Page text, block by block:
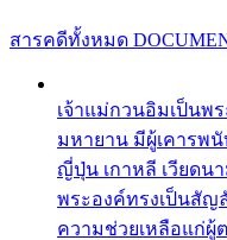
สารคดีทั้งหมด
เจ้าแม่กวนอิมเป็นพ
มหายาน มีผู้เคารพ
ญี่ปุ่น เกาหลี เวียดน
พระองค์ทรงเป็นสั
ความช่วยเหลือแก่ผู้